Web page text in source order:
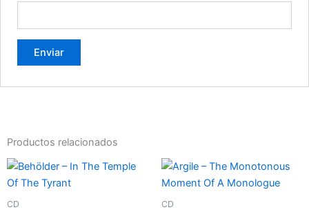
Productos relacionados
CD CD